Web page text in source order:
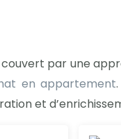
par une
en appartement
et